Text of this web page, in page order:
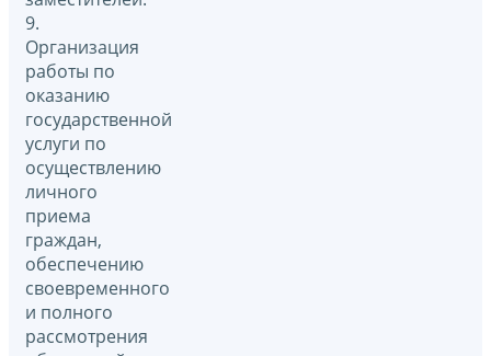
9.
Организация
работы по
оказанию
государственной
услуги по
осуществлению
личного
приема
граждан,
обеспечению
своевременного
и полного
рассмотрения